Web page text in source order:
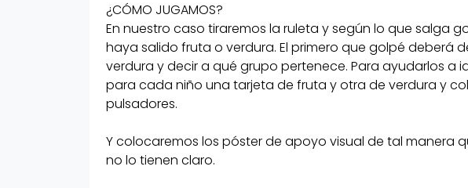
haya salido fruta o verdura. El primero que
golpé deberá decir el nombre de la fruta o
verdura y decir a qué grupo pertenece. Para
ayudarlos a identificarlos colocaremos para
cada niño una tarjeta de fruta y otra de
verdura y colocaremos encima los pulsadores.
¿CÓMO JUGAMOS?
En nuestro caso tiraremos la ruleta y según lo que salga
haya salido fruta o verdura. El primero que golpé deberá
verdura y decir a qué grupo pertenece. Para ayudarlos a
para cada niño una tarjeta de fruta y otra de verdura y
pulsadores.
Y colocaremos los póster de apoyo visual de tal manera
no lo tienen claro.